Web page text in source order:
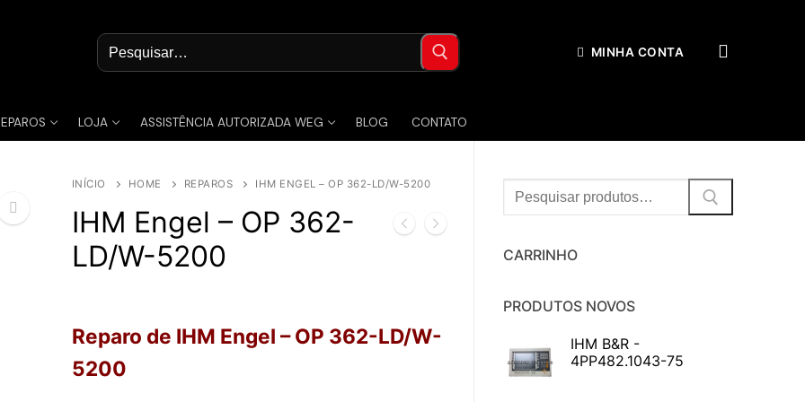
Pesquisar
por:
MINHA CONTA
LOJA ASSISTÊNCIA AUTORIZADA WEG BLOG CONTATO
INÍCIO HOME REPAROS IHM ENGEL – OP 362-LD/W-5200
IHM Engel – OP 362-
LD/W-5200
Reparo de IHM Engel – OP 362-LD/W-
5200
Procurar:
CARRINHO
PRODUTOS NOVOS
IHM B&R -
4PP482.1043-75